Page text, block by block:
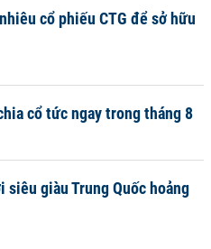
cổ phiếu CTG để sở hữu
cổ tức ngay trong tháng 8
giàu Trung Quốc hoảng